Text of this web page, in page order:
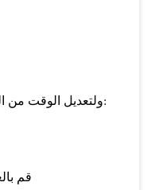
ولتعديل الوقت من التلقائي لليدوي تتبع الخطوات التالية:
4. قم